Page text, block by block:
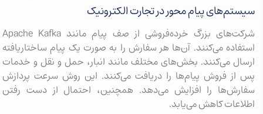
سیستم‌های پیام محور در تجارت الکترونیک
شرکت‌های بزرگ خرده‌فروشی از صف پیام مانند Apache Kafka
استفاده می‌کنند. آن‌ها هر سفارش را به صورت یک پیام ساختاریافته
ارسال می‌کنند. بخش‌های مختلف مانند انبار، حمل و نقل و خدمات
پس از فروش پیام‌ها را دریافت می‌کنند. این روش سرعت پردازش
سفارش‌ها را افزایش می‌دهد. همچنین، احتمال از دست رفتن
اطلاعات کاهش می‌یابد.